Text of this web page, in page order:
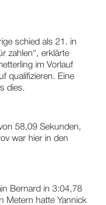
schied als 21. in
zahlen“, erklärte
im Vorlauf
qualifizieren. Eine
dies.
58,09 Sekunden,
war hier in den
Bernard in 3:04,78
Metern hatte Yannick